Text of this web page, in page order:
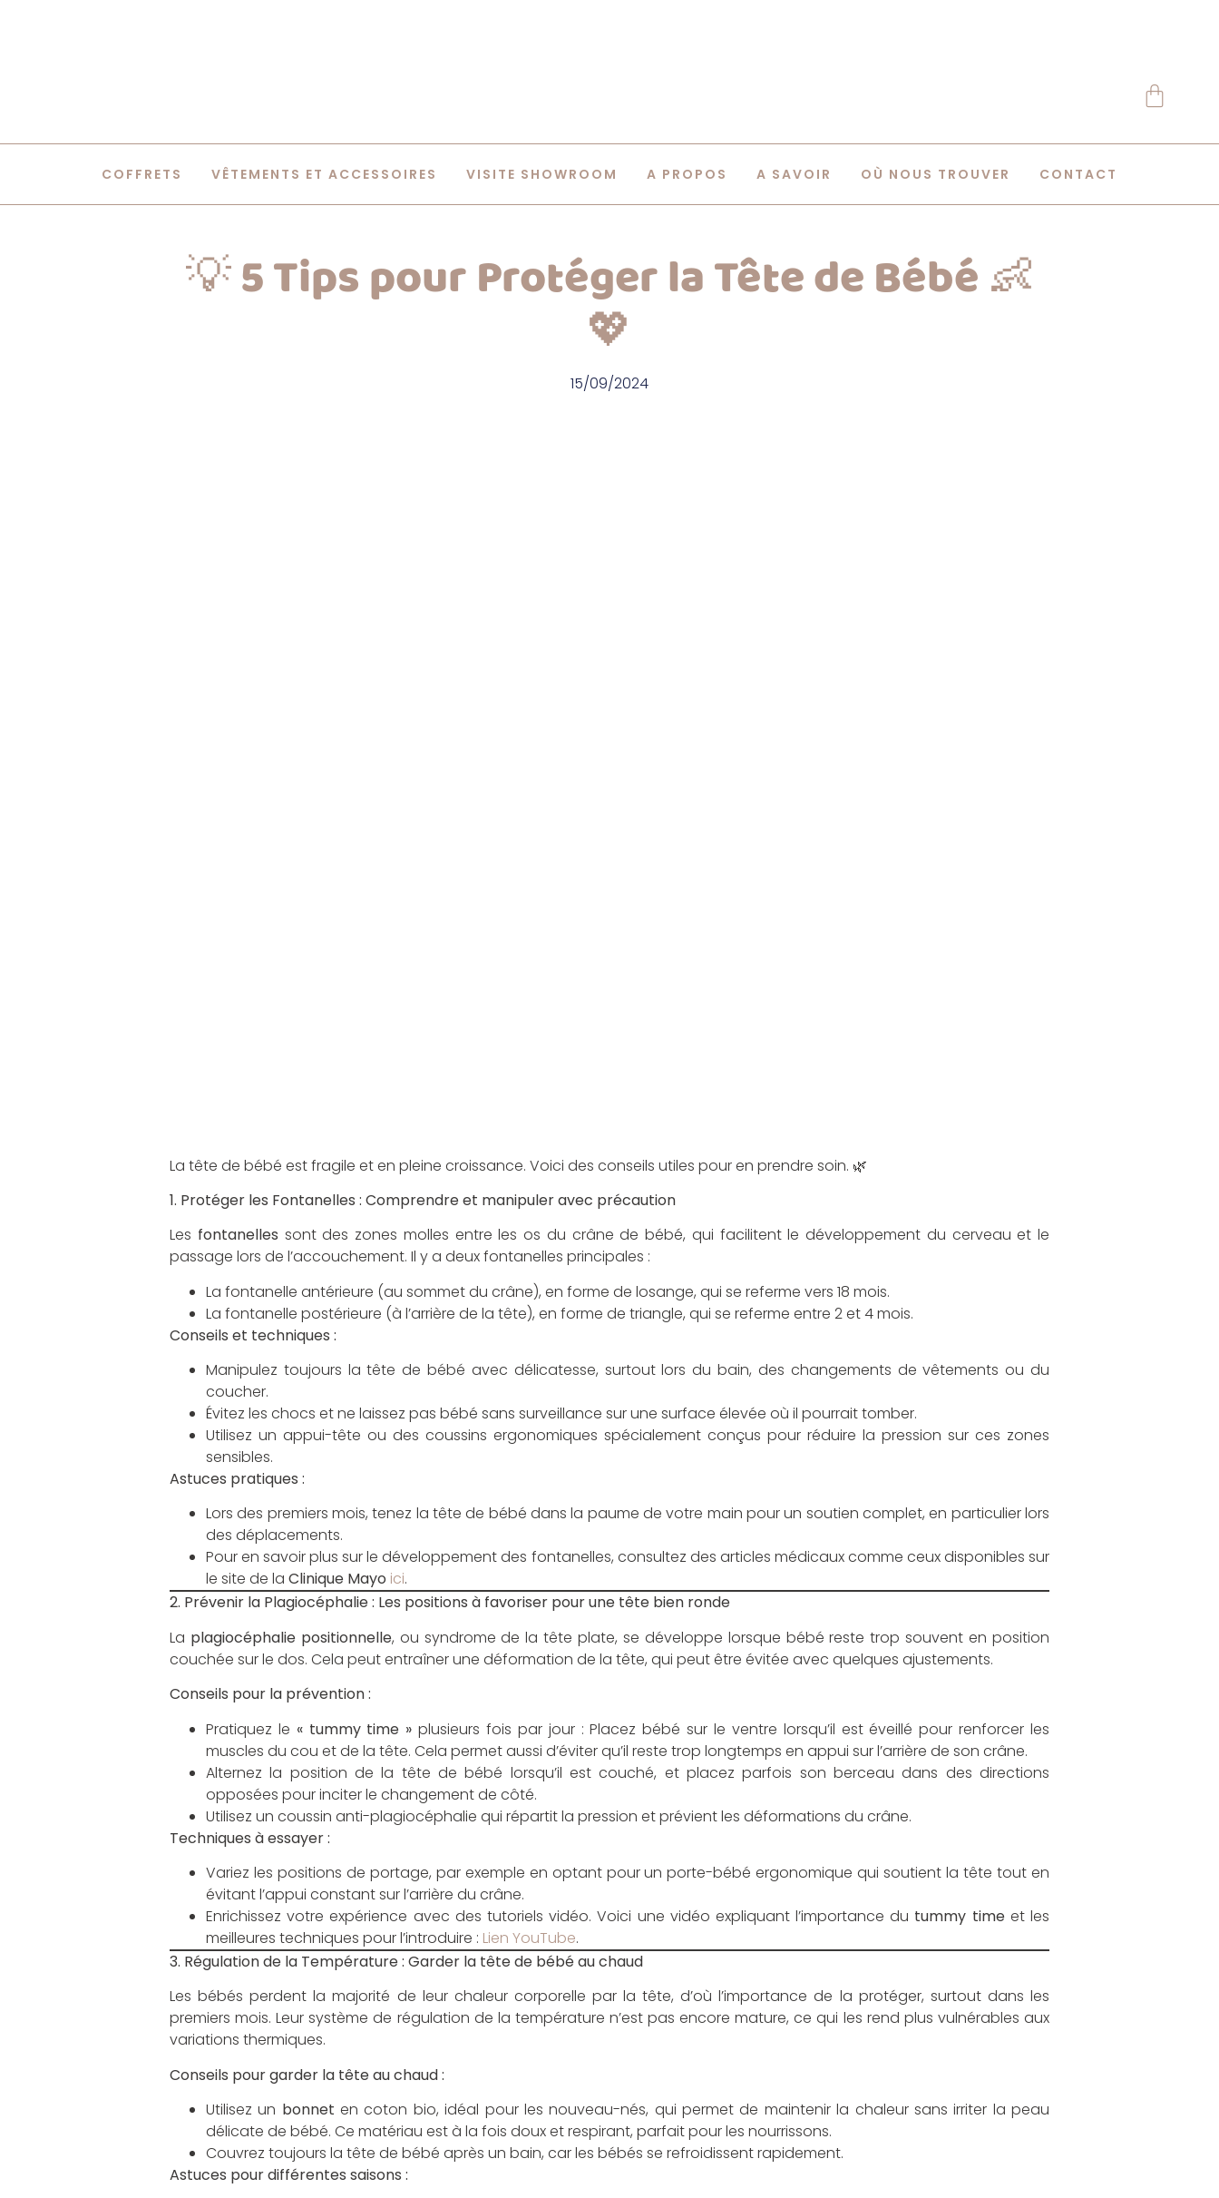
COFFRETS VÊTEMENTS ET ACCESSOIRES VISITE SHOWROOM A PROPOS A SAVOIR OÙ NOUS TROUVER CONTACT
💡 5 Tips pour Protéger la Tête de Bébé 👶
💖
15/09/2024
La tête de bébé est fragile et en pleine croissance. Voici des conseils utiles pour en prendre soin. 🌿
1. Protéger les Fontanelles : Comprendre et manipuler avec précaution
Les fontanelles sont des zones molles entre les os du crâne de bébé, qui facilitent le développement du cerveau et le
passage lors de l’accouchement. Il y a deux fontanelles principales :
La fontanelle antérieure (au sommet du crâne), en forme de losange, qui se referme vers 18 mois.
La fontanelle postérieure (à l’arrière de la tête), en forme de triangle, qui se referme entre 2 et 4 mois.
Conseils et techniques :
Manipulez toujours la tête de bébé avec délicatesse, surtout lors du bain, des changements de vêtements ou du
coucher.
Évitez les chocs et ne laissez pas bébé sans surveillance sur une surface élevée où il pourrait tomber.
Utilisez un appui-tête ou des coussins ergonomiques spécialement conçus pour réduire la pression sur ces zones
sensibles.
Astuces pratiques :
Lors des premiers mois, tenez la tête de bébé dans la paume de votre main pour un soutien complet, en particulier lors
des déplacements.
Pour en savoir plus sur le développement des fontanelles, consultez des articles médicaux comme ceux disponibles sur
le site de la Clinique Mayo ici.
2. Prévenir la Plagiocéphalie : Les positions à favoriser pour une tête bien ronde
La plagiocéphalie positionnelle, ou syndrome de la tête plate, se développe lorsque bébé reste trop souvent en position
couchée sur le dos. Cela peut entraîner une déformation de la tête, qui peut être évitée avec quelques ajustements.
Conseils pour la prévention :
Pratiquez le « tummy time » plusieurs fois par jour : Placez bébé sur le ventre lorsqu’il est éveillé pour renforcer les
muscles du cou et de la tête. Cela permet aussi d’éviter qu’il reste trop longtemps en appui sur l’arrière de son crâne.
Alternez la position de la tête de bébé lorsqu’il est couché, et placez parfois son berceau dans des directions
opposées pour inciter le changement de côté.
Utilisez un coussin anti-plagiocéphalie qui répartit la pression et prévient les déformations du crâne.
Techniques à essayer :
Variez les positions de portage, par exemple en optant pour un porte-bébé ergonomique qui soutient la tête tout en
évitant l’appui constant sur l’arrière du crâne.
Enrichissez votre expérience avec des tutoriels vidéo. Voici une vidéo expliquant l’importance du tummy timeet les
meilleures techniques pour l’introduire : Lien YouTube.
3. Régulation de la Température : Garder la tête de bébé au chaud
Les bébés perdent la majorité de leur chaleur corporelle par la tête, d’où l’importance de la protéger, surtout dans les
premiers mois. Leur système de régulation de la température n’est pas encore mature, ce qui les rend plus vulnérables aux
variations thermiques.
Conseils pour garder la tête au chaud :
Utilisez un bonnet en coton bio, idéal pour les nouveau-nés, qui permet de maintenir la chaleur sans irriter la peau
délicate de bébé. Ce matériau est à la fois doux et respirant, parfait pour les nourrissons.
Couvrez toujours la tête de bébé après un bain, car les bébés se refroidissent rapidement.
Astuces pour différentes saisons :